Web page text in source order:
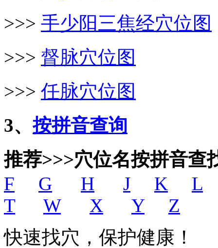
>>> 手少阳三焦经穴位图
>>> 督脉穴位图
>>> 任脉穴位图
3、按拼音查询
推荐>>>穴位名按拼音查
F
G H J K
L
T
W X Y
Z
快速找穴，保护健康！